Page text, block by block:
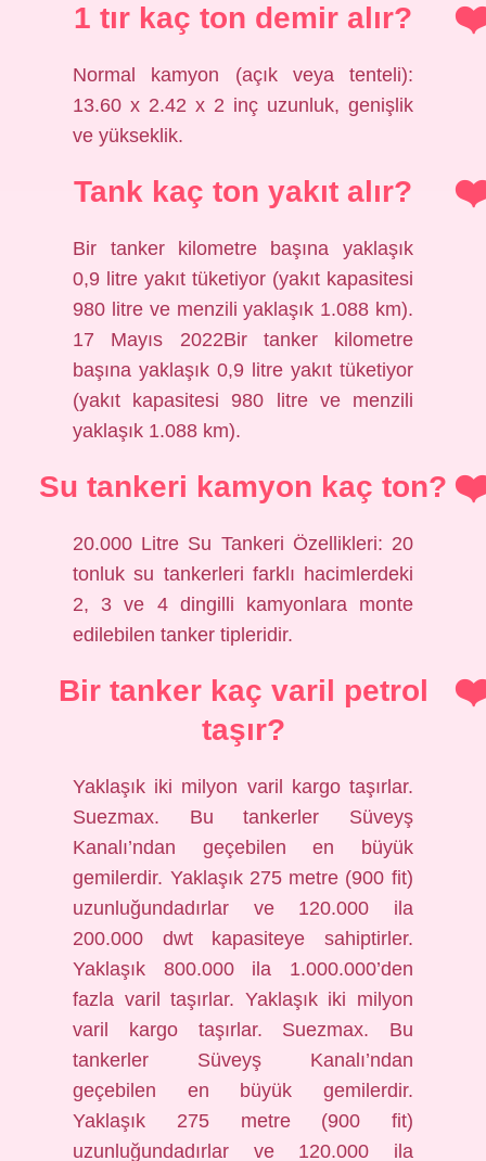
1 tır kaç ton demir alır?
Normal kamyon (açık veya tenteli):
13.60 x 2.42 x 2 inç uzunluk, genişlik
ve yükseklik.
Tank kaç ton yakıt alır?
Bir tanker kilometre başına yaklaşık
0,9 litre yakıt tüketiyor (yakıt kapasitesi
980 litre ve menzili yaklaşık 1.088 km).
17 Mayıs 2022Bir tanker kilometre
başına yaklaşık 0,9 litre yakıt tüketiyor
(yakıt kapasitesi 980 litre ve menzili
yaklaşık 1.088 km).
Su tankeri kamyon kaç ton?
20.000 Litre Su Tankeri Özellikleri: 20
tonluk su tankerleri farklı hacimlerdeki
2, 3 ve 4 dingilli kamyonlara monte
edilebilen tanker tipleridir.
Bir tanker kaç varil petrol
taşır?
Yaklaşık iki milyon varil kargo taşırlar.
Suezmax. Bu tankerler Süveyş
Kanalı’ndan geçebilen en büyük
gemilerdir. Yaklaşık 275 metre (900 fit)
uzunluğundadırlar ve 120.000 ila
200.000 dwt kapasiteye sahiptirler.
Yaklaşık 800.000 ila 1.000.000’den
fazla varil taşırlar. Yaklaşık iki milyon
varil kargo taşırlar. Suezmax. Bu
tankerler Süveyş Kanalı’ndan
geçebilen en büyük gemilerdir.
Yaklaşık 275 metre (900 fit)
uzunluğundadırlar ve 120.000 ila